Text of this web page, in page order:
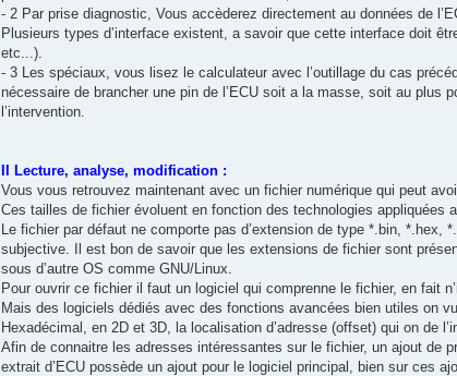
- 2 Par prise diagnostic, Vous accèderez directement au données de
Plusieurs types d’interface existent, a savoir que cette interface doit
etc...).
- 3 Les spéciaux, vous lisez le calculateur avec l’outillage du cas
nécessaire de brancher une pin de l’ECU soit a la masse, soit au plus
l’intervention.
II Lecture, analyse, modification :
Vous vous retrouvez maintenant avec un fichier numérique qui peut
Ces tailles de fichier évoluent en fonction des technologies appliquées
Le fichier par défaut ne comporte pas d’extension de type *.bin,
subjective. Il est bon de savoir que les extensions de fichier sont
sous d’autre OS comme GNU/Linux.
Pour ouvrir ce fichier il faut un logiciel qui comprenne le fichier, en fait
Mais des logiciels dédiés avec des fonctions avancées bien utiles on
Hexadécimal, en 2D et 3D, la localisation d’adresse (offset) qui on de
Afin de connaitre les adresses intéressantes sur le fichier, un ajout de
extrait d’ECU possède un ajout pour le logiciel principal, bien sur ces